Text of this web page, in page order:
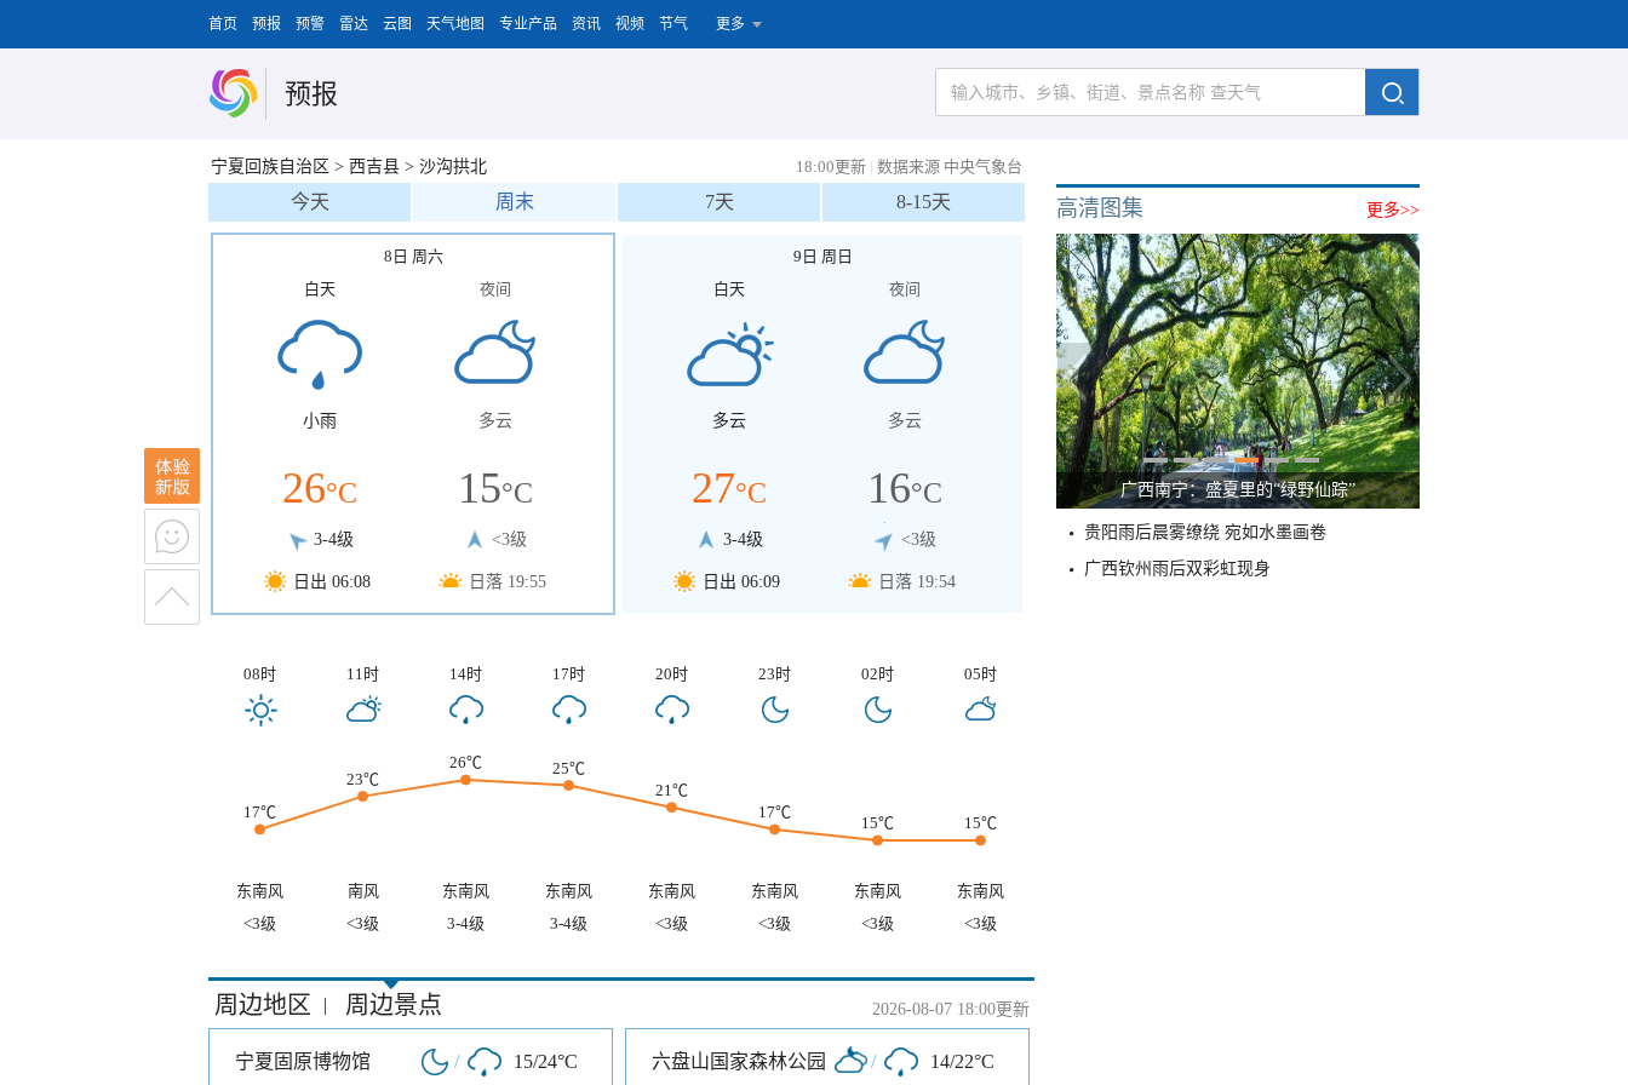
首页 预报 预警 雷达 云图 天气地图 专业产品 资讯 视频 节气 更多
预报
宁夏回族自治区 > 西吉县 > 沙沟拱北 18:00更新 | 数据来源 中央气象台
今天 周末 7天 8-15天
8日 周六
白天
小雨
26°C
3-4级
日出 06:08
夜间
多云
15°C
<3级
日落 19:55
9日 周日
白天
多云
27°C
3-4级
日出 06:09
夜间
多云
16°C
<3级
日落 19:54
08时 11时 14时 17时 20时 23时 02时 05时
17℃
23℃
26℃
25℃
21℃
17℃
15℃ 15℃
东南风 南风 东南风 东南风 东南风 东南风 东南风
东南风
<3级
<3级 3-4级 3-4级 <3级 <3级 <3级 <3级
周边地区 | 周边景点 2026-08-07 18:00更新
宁夏固原博物馆 / 15/24°C 六盘山国家森林公园 / 14/22°C
更多>>
高清图集
广西南宁：盛夏里的“绿野仙踪”
贵阳雨后晨雾缭绕 宛如水墨画卷
广西钦州雨后双彩虹现身